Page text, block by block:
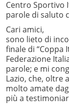
Centro Sportivo
parole di saluto
Cari amici,
sono lieto di
finale di “Coppa
Federazione
parole; e mi
Lazio, che, oltre
molto amate
più a